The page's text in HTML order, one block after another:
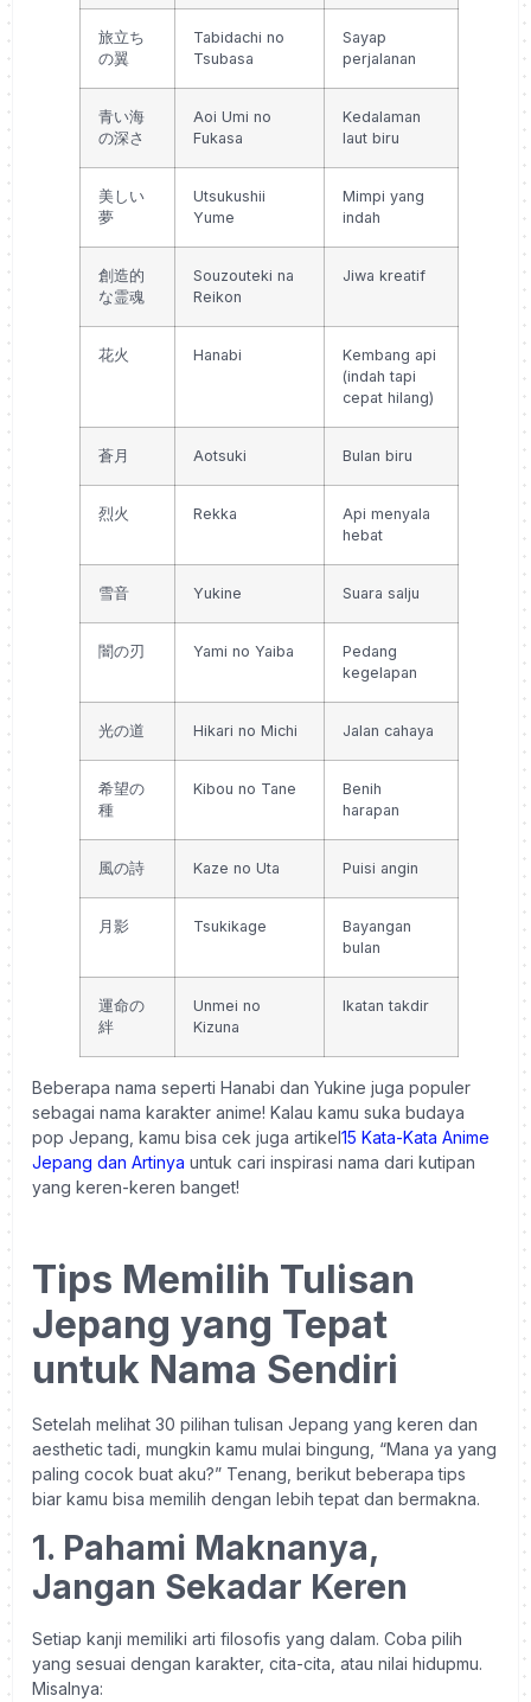
旅立ち
の翼
Tabidachi no
Tsubasa
Sayap
perjalanan
青い海
の深さ
Aoi Umi no
Fukasa
Kedalaman
laut biru
美しい
夢
Utsukushii
Yume
Mimpi yang
indah
創造的
な霊魂
Souzouteki na
Reikon
Jiwa kreatif
花火 Hanabi
Kembang api
(indah tapi
cepat hilang)
蒼月 Aotsuki Bulan biru
烈火 Rekka
Api menyala
hebat
雪音 Yukine Suara salju
闇の刃 Yami no Yaiba
Pedang
kegelapan
光の道 Hikari no Michi Jalan cahaya
希望の
種
Kibou no Tane
Benih
harapan
風の詩 Kaze no Uta Puisi angin
月影 Tsukikage
Bayangan
bulan
運命の
絆
Unmei no
Kizuna
Ikatan takdir
Beberapa nama seperti Hanabi dan Yukine juga populer
sebagai nama karakter anime! Kalau kamu suka budaya
pop Jepang, kamu bisa cek juga artikel15 Kata-Kata Anime
Jepang dan Artinya untuk cari inspirasi nama dari kutipan
yang keren-keren banget!
Tips Memilih Tulisan
Jepang yang Tepat
untuk Nama Sendiri
Setelah melihat 30 pilihan tulisan Jepang yang keren dan
aesthetic tadi, mungkin kamu mulai bingung, “Mana ya yang
paling cocok buat aku?” Tenang, berikut beberapa tips
biar kamu bisa memilih dengan lebih tepat dan bermakna.
1. Pahami Maknanya,
Jangan Sekadar Keren
Setiap kanji memiliki arti filosofis yang dalam. Coba pilih
yang sesuai dengan karakter, cita-cita, atau nilai hidupmu.
Misalnya: